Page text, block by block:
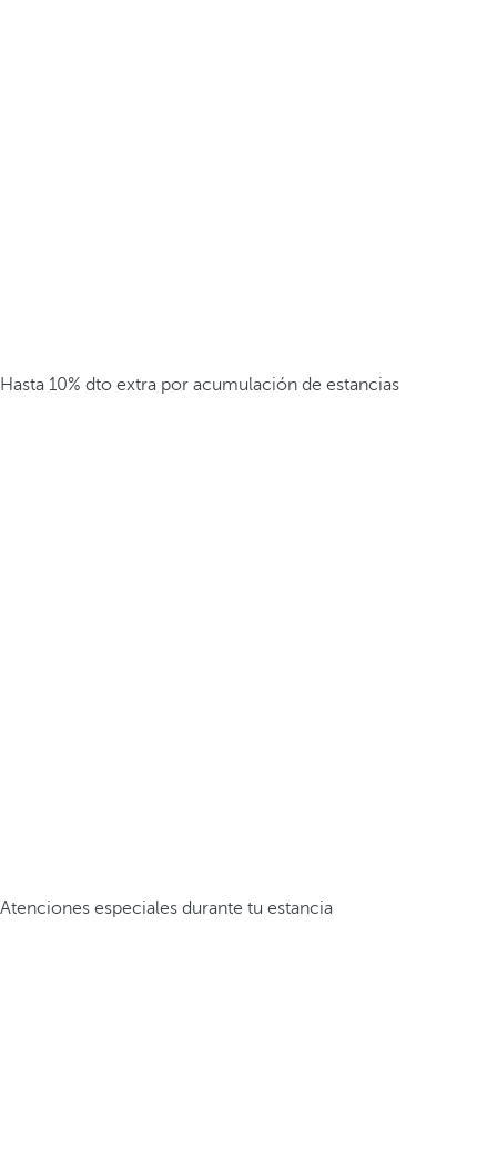
Hasta 10% dto extra por acumulación de estancias
Atenciones especiales durante tu estancia